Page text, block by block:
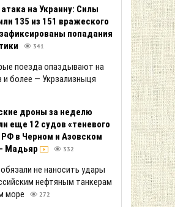
на Украину: Силы
135 из 151 вражеского
попадания
341
поезда опаздывают на
и более — Укрзализныця
дроны за неделю
еще 12 судов «теневого
РФ в Черном и Азовском
Мадьяр
332
обязали не наносить удары
нефтяным танкерам
море
272